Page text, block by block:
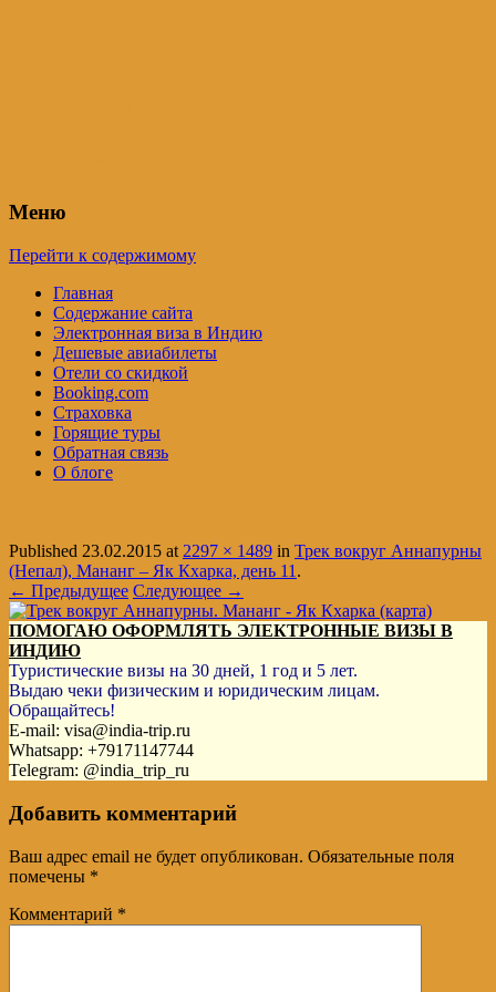
Меню
Перейти к содержимому
Главная
Содержание сайта
Электронная виза в Индию
Дешевые авиабилеты
Отели со скидкой
Booking.com
Страховка
Горящие туры
Обратная связь
О блоге
Published 23.02.2015 at2297 × 1489 in Трек вокруг Аннапурны
(Непал), Мананг – Як Кхарка, день 11.
← Предыдущее Следующее →
ПОМОГАЮ ОФОРМЛЯТЬ ЭЛЕКТРОННЫЕ ВИЗЫ В
ИНДИЮ
Туристические визы на 30 дней, 1 год и 5 лет.
Выдаю чеки физическим и юридическим лицам.
Обращайтесь!
E-mail: visa@india-trip.ru
Whatsapp: +79171147744
Telegram: @india_trip_ru
Добавить комментарий
Ваш адрес email не будет опубликован. Обязательные поля
помечены *
Комментарий *